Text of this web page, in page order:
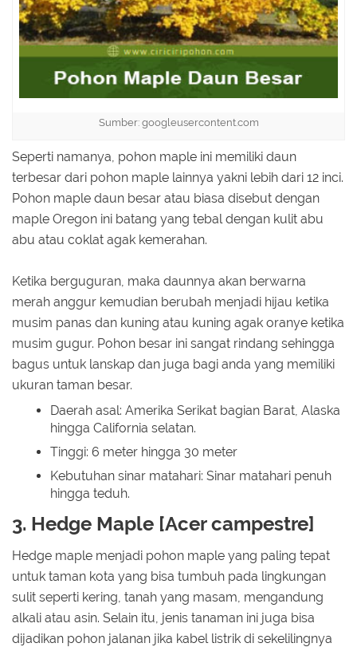
Sumber: googleusercontent.com
Seperti namanya, pohon maple ini memiliki daun
terbesar dari pohon maple lainnya yakni lebih dari 12 inci.
Pohon maple daun besar atau biasa disebut dengan
maple Oregon ini batang yang tebal dengan kulit abu
abu atau coklat agak kemerahan.
Ketika berguguran, maka daunnya akan berwarna
merah anggur kemudian berubah menjadi hijau ketika
musim panas dan kuning atau kuning agak oranye ketika
musim gugur. Pohon besar ini sangat rindang sehingga
bagus untuk lanskap dan juga bagi anda yang memiliki
ukuran taman besar.
Daerah asal: Amerika Serikat bagian Barat, Alaska
hingga California selatan.
Tinggi: 6 meter hingga 30 meter
Kebutuhan sinar matahari: Sinar matahari penuh
hingga teduh.
3. Hedge Maple [Acer campestre]
Hedge maple menjadi pohon maple yang paling tepat
untuk taman kota yang bisa tumbuh pada lingkungan
sulit seperti kering, tanah yang masam, mengandung
alkali atau asin. Selain itu, jenis tanaman ini juga bisa
dijadikan pohon jalanan jika kabel listrik di sekelilingnya